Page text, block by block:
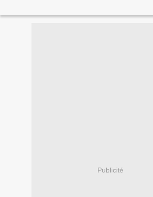
Publicité